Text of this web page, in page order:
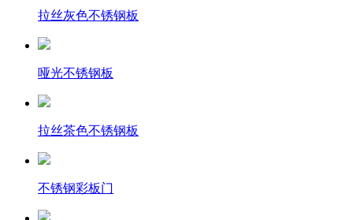
拉丝灰色不锈钢板
哑光不锈钢板
拉丝茶色不锈钢板
不锈钢彩板门